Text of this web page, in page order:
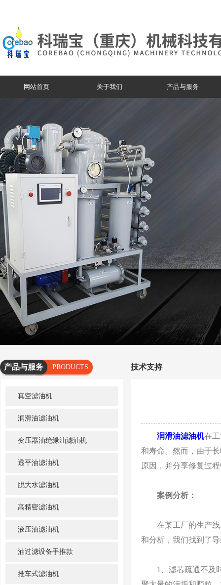
网站首页 关于我们 产品与服务
产品与服务
PRODUCTS
真空滤油机
润滑油滤油机
变压器油绝缘油滤油机
透平油滤油机
脱大水滤油机
高精密滤油机
液压油滤油机
油过滤设备手推款
推车式滤油机
技术支持
润滑油滤油机在
和寿命。然而，由于
原因，并分享修复过
案例分析：
在某工厂的生产线
和分析，我们找到了
1、滤芯疏通不及时